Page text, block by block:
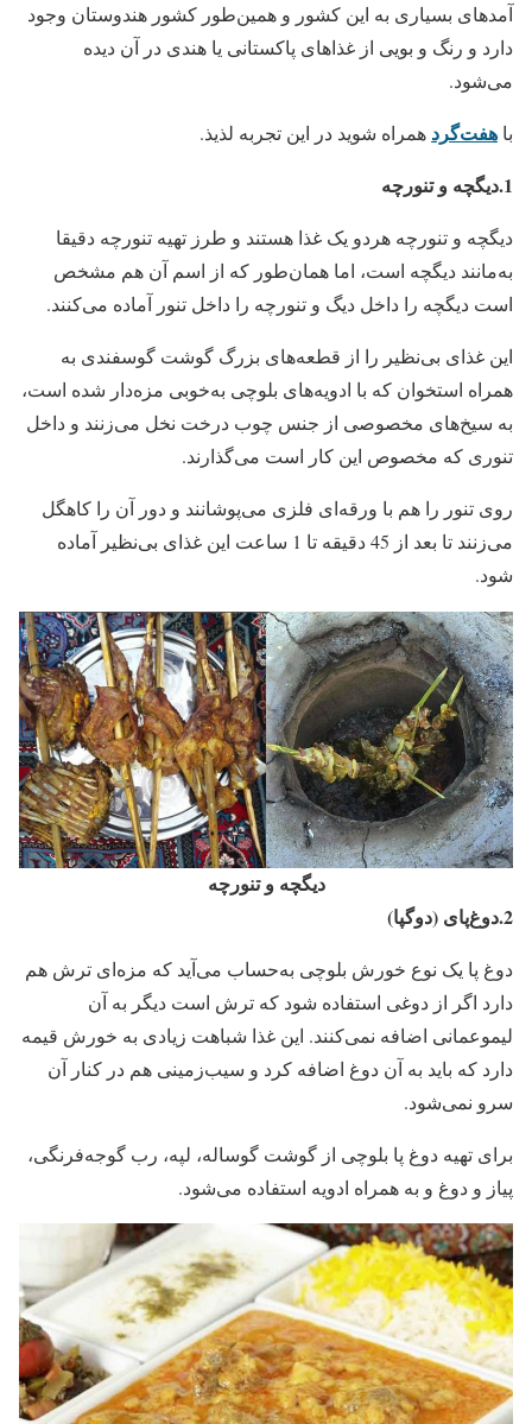
آمدهای بسیاری به این کشور و همین‌طور کشور هندوستان وجود
دارد و رنگ و بویی از غذاهای پاکستانی یا هندی در آن دیده
می‌شود.
با هفت‌گرد همراه شوید در این تجربه لذیذ.
1.دیگچه و تنورچه
دیگچه و تنورچه هردو یک غذا هستند و طرز تهیه تنورچه دقیقا
به‌مانند دیگچه است، اما همان‌طور که از اسم آن هم مشخص
است دیگچه را داخل دیگ و تنورچه را داخل تنور آماده می‌کنند.
این غذای بی‌نظیر را از قطعه‌های بزرگ گوشت گوسفندی به
همراه استخوان که با ادویه‌های بلوچی به‌خوبی مزه‌دار شده است،
به سیخ‌های مخصوصی از جنس چوب درخت نخل می‌زنند و داخل
تنوری که مخصوص این کار است می‌گذارند.
روی تنور را هم با ورقه‌ای فلزی می‌پوشانند و دور آن را کاهگل
می‌زنند تا بعد از 45 دقیقه تا 1 ساعت این غذای بی‌نظیر آماده
شود.
دیگچه و تنورچه
2.دوغ‌پای (دوگپا)
دوغ پا یک نوع خورش بلوچی به‌حساب می‌آید که مزه‌ای ترش هم
دارد اگر از دوغی استفاده شود که ترش است دیگر به آن
لیموعمانی اضافه نمی‌کنند. این غذا شباهت زیادی به خورش قیمه
دارد که باید به آن دوغ اضافه کرد و سیب‌زمینی هم در کنار آن
سرو نمی‌شود.
برای تهیه دوغ پا بلوچی از گوشت گوساله، لپه، رب گوجه‌فرنگی،
پیاز و دوغ و به همراه ادویه استفاده می‌شود.